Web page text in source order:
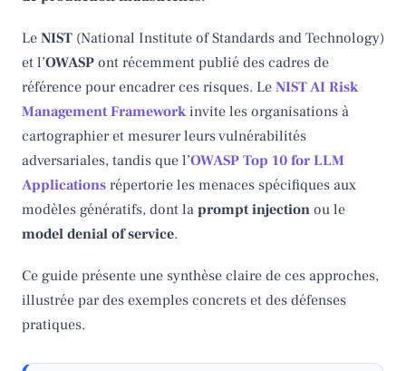
Le NIST (National Institute of Standards and Technology)
et l’OWASP ont récemment publié des cadres de
référence pour encadrer ces risques. Le NIST AI Risk
Management Frameworkinvite les organisations à
cartographier et mesurer leurs vulnérabilités
adversariales, tandis que l’OWASP Top 10 for LLM
Applications répertorie les menaces spécifiques aux
modèles génératifs, dont la prompt injection ou le
model denial of service.
Ce guide présente une synthèse claire de ces approches,
illustrée par des exemples concrets et des défenses
pratiques.